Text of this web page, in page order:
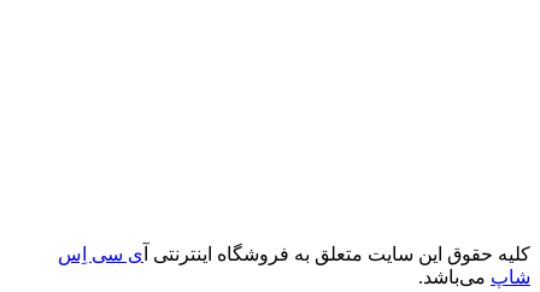
کلیه حقوق این سایت متعلق به فروشگاه اینترنتی آ ی سی اِس
شاپ می‌باشد.